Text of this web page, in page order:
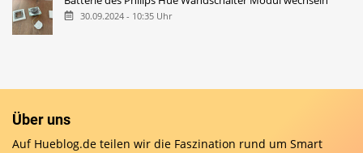
30.09.2024 - 10:35 Uhr
Über uns
Auf Hueblog.de teilen wir die Faszination rund um Smart